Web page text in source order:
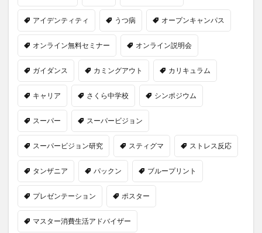
アイデンティティ うつ病 オープンキャンパス
オンライン無料セミナー オンライン説明会
ガイダンス カミングアウト カリキュラム
キャリア さくら中学校 シンポジウム
スーパー スーパービジョン
スーパービジョン研究 スティグマ ストレス反応
タンザニア パックン ブループリント
プレゼンテーション ポスター
マスター消費生活アドバイザー